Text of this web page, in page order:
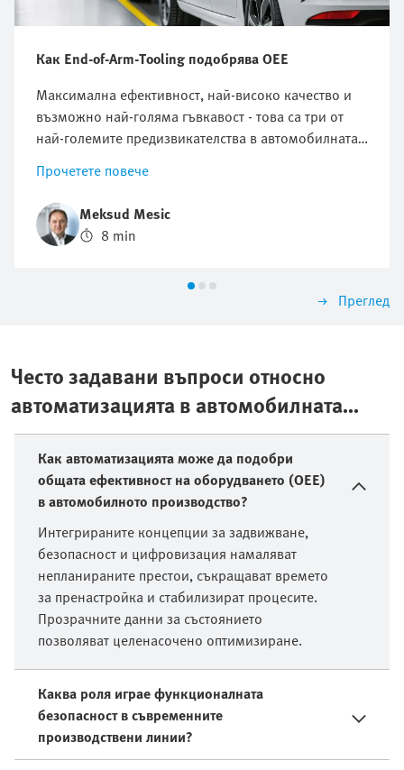
Как End-of-Arm-Tooling подобрява OEE
Максимална ефективност, най-високо качество и
възможно най-голяма гъвкавост - това са три от
най-големите предизвикателства в автомобилната
инструменталната екипировка за край на рамото
(EOAT), която е специално адаптирана към
изискванията на съвременните производствени
системи в цеха за каросерии и пресовъчния цех.
Прочетете повече
Meksud Mesic
8 min
Преглед
Често задавани въпроси относно
автоматизацията в автомобилната
промишленост
Как автоматизацията може да подобри
общата ефективност на оборудването (OEE)
в автомобилното производство?
Интегрираните концепции за задвижване,
безопасност и цифровизация намаляват
непланираните престои, съкращават времето
за пренастройка и стабилизират процесите.
Прозрачните данни за състоянието
позволяват целенасочено оптимизиране.
Каква роля играе функционалната
безопасност в съвременните
производствени линии?